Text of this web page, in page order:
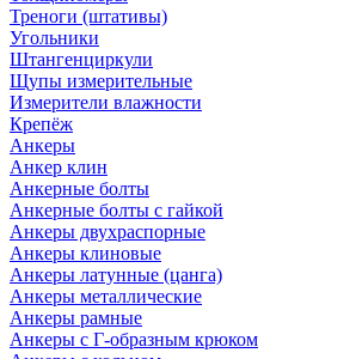
Треноги (штативы)
Угольники
Штангенциркули
Щупы измерительные
Измерители влажности
Крепёж
Анкеры
Анкер клин
Анкерные болты
Анкерные болты с гайкой
Анкеры двухраспорные
Анкеры клиновые
Анкеры латунные (цанга)
Анкеры металлические
Анкеры рамные
Анкеры с Г-образным крюком